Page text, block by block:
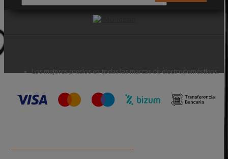
Los mejores precios en todas las marcas de electrodomésticos.